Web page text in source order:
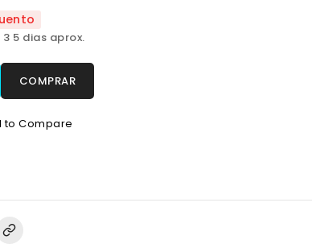
5 dias aprox.
COMPRAR
to Compare